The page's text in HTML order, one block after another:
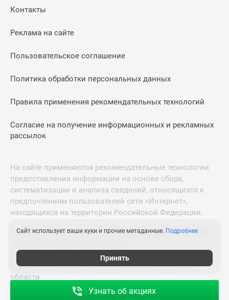
Узнать об акциях
Контакты
Реклама на сайте
Пользовательское соглашение
Политика обработки персональных данных
Правила применения рекомендательных технологий
Согласие на получение информационных и рекламных
рассылок
На сайте применяются рекомендательные технологии
предоставления информации на основе сбора,
систематизации и анализа сведений, относящихся к
предпочтениям пользователей сети «Интернет»,
находящихся на территории Российской Федерации.
© 2011—2026 Новострой-М. Все права защищены. Всё,
Новостройки Санкт-Петербурга и Ленинградской
области
Сайт использует ваши куки и прочие метаданные. Подробнее
Принять